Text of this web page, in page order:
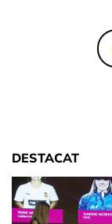
DESTACAT